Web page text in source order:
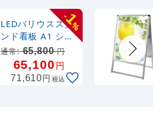
-
1
%
LEDバリウススタ
ンド看板 A1 シル
バー 片面
(VASKLED-A1K)
通常:65,800円
65,100円
71,610円 税込